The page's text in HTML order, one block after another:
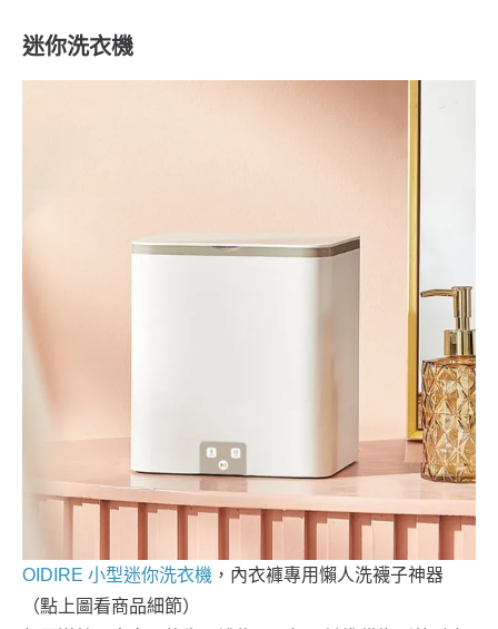
迷你洗衣機
OIDIRE 小型迷你洗衣機 ，內衣褲專用懶人洗襪子神器
（點上圖看商品細節）